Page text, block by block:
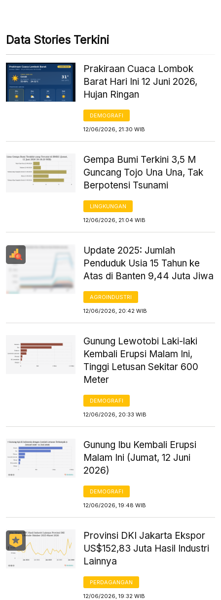
Data Stories Terkini
Prakiraan Cuaca Lombok
Barat Hari Ini 12 Juni 2026,
Hujan Ringan
DEMOGRAFI
12/06/2026, 21:30 WIB
Gempa Bumi Terkini 3,5 M
Guncang Tojo Una Una, Tak
Berpotensi Tsunami
LINGKUNGAN
12/06/2026, 21:04 WIB
Update 2025: Jumlah
Penduduk Usia 15 Tahun ke
Atas di Banten 9,44 Juta Jiwa
AGROINDUSTRI
12/06/2026, 20:42 WIB
Gunung Lewotobi Laki-laki
Kembali Erupsi Malam Ini,
Tinggi Letusan Sekitar 600
Meter
DEMOGRAFI
12/06/2026, 20:33 WIB
Gunung Ibu Kembali Erupsi
Malam Ini (Jumat, 12 Juni
2026)
DEMOGRAFI
12/06/2026, 19:48 WIB
Provinsi DKI Jakarta Ekspor
US$152,83 Juta Hasil Industri
Lainnya
PERDAGANGAN
12/06/2026, 19:32 WIB